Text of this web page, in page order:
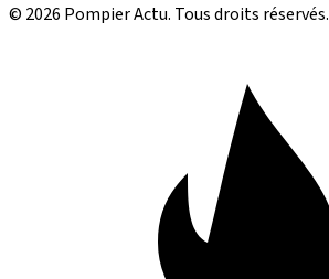
© 2026 Pompier Actu. Tous droits réservés.